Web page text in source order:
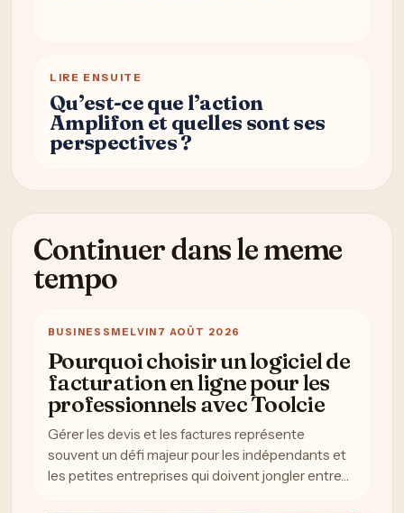
LIRE ENSUITE
Qu’est-ce que l’action
Amplifon et quelles sont ses
perspectives ?
Continuer dans le meme
tempo
BUSINESS MELVIN 7 AOÛT 2026
Pourquoi choisir un logiciel de
facturation en ligne pour les
professionnels avec Toolcie
Gérer les devis et les factures représente
souvent un défi majeur pour les indépendants et
les petites entreprises qui doivent jongler entre…